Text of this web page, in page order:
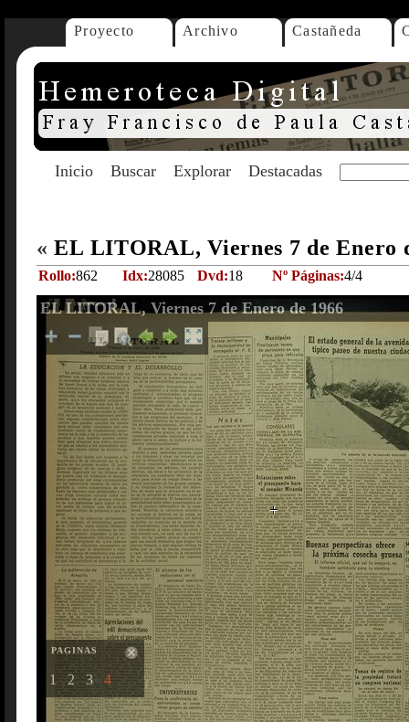
Proyecto Archivo Castañeda
Inicio Buscar Explorar Destacadas
« EL LITORAL, Viernes 7 de Enero
Rollo:862 Idx:28085 Dvd:18 Nº Páginas:4/4
EL LITORAL, Viernes 7 de Enero de 1966
PAGINAS
1 2 3 4